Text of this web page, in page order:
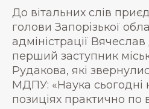
До вітальних слів
голови Запорізької
адміністрації
перший заступник
Рудакова, які
МДПУ: «Наука сьогодні
позиціях практично по